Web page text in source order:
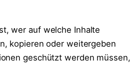
wer auf welche Inhalte
kopieren oder weitergeben
geschützt werden müssen,